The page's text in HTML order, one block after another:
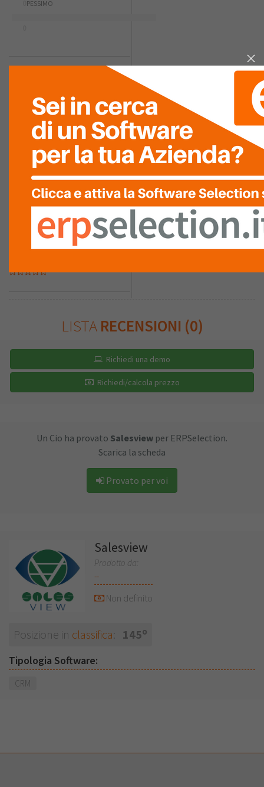
PESSIMO
GRAFICA
COMPLETEZZA
FACILITÀ DI
INTEGRAZIONE
LISTA RECENSIONI (0)
Richiedi una demo
Richiedi/calcola prezzo
Un Cio ha provato Salesview per ERPSelection.
Scarica la scheda
Provato per voi
Salesview
Prodotto da:
--
Non definito
Posizione in classifica: 145o
Tipologia Software:
CRM